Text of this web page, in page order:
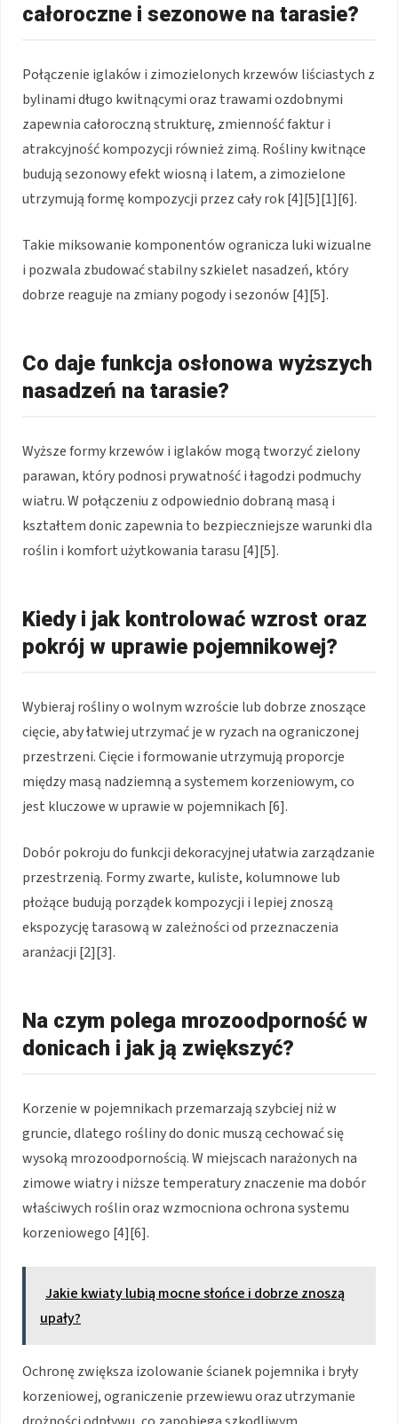
całoroczne i sezonowe na tarasie?
Połączenie iglaków i zimozielonych krzewów liściastych z
bylinami długo kwitnącymi oraz trawami ozdobnymi
zapewnia całoroczną strukturę, zmienność faktur i
atrakcyjność kompozycji również zimą. Rośliny kwitnące
budują sezonowy efekt wiosną i latem, a zimozielone
utrzymują formę kompozycji przez cały rok [4][5][1][6].
Takie miksowanie komponentów ogranicza luki wizualne
i pozwala zbudować stabilny szkielet nasadzeń, który
dobrze reaguje na zmiany pogody i sezonów [4][5].
Co daje funkcja osłonowa wyższych
nasadzeń na tarasie?
Wyższe formy krzewów i iglaków mogą tworzyć zielony
parawan, który podnosi prywatność i łagodzi podmuchy
wiatru. W połączeniu z odpowiednio dobraną masą i
kształtem donic zapewnia to bezpieczniejsze warunki dla
roślin i komfort użytkowania tarasu [4][5].
Kiedy i jak kontrolować wzrost oraz
pokrój w uprawie pojemnikowej?
Wybieraj rośliny o wolnym wzroście lub dobrze znoszące
cięcie, aby łatwiej utrzymać je w ryzach na ograniczonej
przestrzeni. Cięcie i formowanie utrzymują proporcje
między masą nadziemną a systemem korzeniowym, co
jest kluczowe w uprawie w pojemnikach [6].
Dobór pokroju do funkcji dekoracyjnej ułatwia zarządzanie
przestrzenią. Formy zwarte, kuliste, kolumnowe lub
płożące budują porządek kompozycji i lepiej znoszą
ekspozycję tarasową w zależności od przeznaczenia
aranżacji [2][3].
Na czym polega mrozoodporność w
donicach i jak ją zwiększyć?
Korzenie w pojemnikach przemarzają szybciej niż w
gruncie, dlatego rośliny do donic muszą cechować się
wysoką mrozoodpornością. W miejscach narażonych na
zimowe wiatry i niższe temperatury znaczenie ma dobór
właściwych roślin oraz wzmocniona ochrona systemu
korzeniowego [4][6].
Jakie kwiaty lubią mocne słońce i dobrze znoszą
upały?
Ochronę zwiększa izolowanie ścianek pojemnika i bryły
korzeniowej, ograniczenie przewiewu oraz utrzymanie